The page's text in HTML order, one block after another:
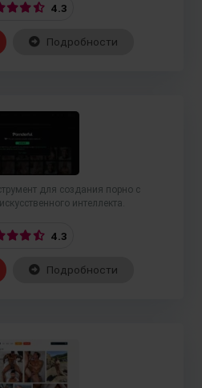
4.3
Подробности
для создания порно с
интеллекта.
4.3
Подробности